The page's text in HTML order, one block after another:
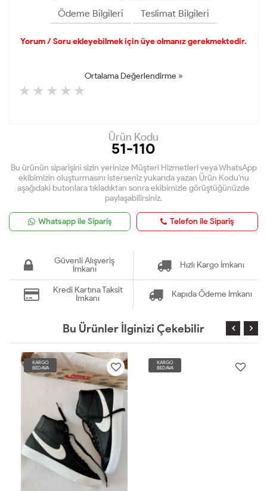
Ödeme Bilgileri Teslimat Bilgileri
Yorum / Soru ekleyebilmek için üye olmanız gerekmektedir.
Ortalama Değerlendirme »
Ürün Kodu
51-110
Bu ürünün siparişini sizin yerinize Müşteri Hizmetleri veya WhatsApp
ekibimizin oluşturmasını isterseniz yukarıda yazan Ürün Kodu'nu
aşağıdaki butonlara tıkladıktan sonra ekibimizle görüştüğünüzde
paylaşabilirsiniz.
Whatsapp ile Sipariş Telefon ile Sipariş
Güvenli Alışveriş
İmkanı
Hızlı Kargo İmkanı
Kredi Kartına Taksit
İmkanı
Kapıda Ödeme İmkanı
Bu Ürünler İlginizi Çekebilir
KARGO
BEDAVA
KARGO
BEDAVA